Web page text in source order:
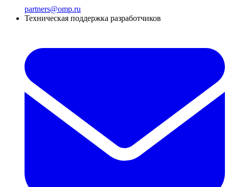
partners@omp.ru
Техническая поддержка разработчиков